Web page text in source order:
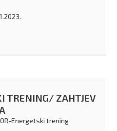
TRENING/ ZAHTJEV
Energetski trening